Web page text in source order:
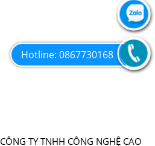
CÔNG TY TNHH CÔNG NGHỆ CAO
Hotline: 0867730168